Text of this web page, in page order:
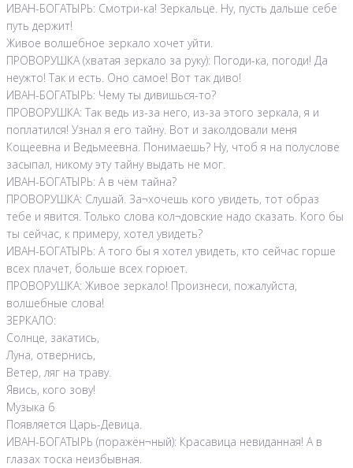
ИВАН-БОГАТЫРЬ: Смотри-ка! Зеркальце. Ну, пусть дальше себе
путь держит!
Живое волшебное зеркало хочет уйти.
ПРОВОРУШКА (хватая зеркало за руку): Погоди-ка, погоди! Да
неужто! Так и есть. Оно самое! Вот так диво!
ИВАН-БОГАТЫРЬ: Чему ты дивишься-то?
ПРОВОРУШКА: Так ведь из-за него, из-за этого зеркала, я и
поплатился! Узнал я его тайну. Вот и заколдовали меня
Кощеевна и Ведьмеевна. Понимаешь? Ну, чтоб я на полуслове
засыпал, никому эту тайну выдать не мог.
ИВАН-БОГАТЫРЬ: А в чём тайна?
ПРОВОРУШКА: Слушай. За¬хочешь кого увидеть, тот образ
тебе и явится. Только слова кол¬довские надо сказать. Кого бы
ты сейчас, к примеру, хотел увидеть?
ИВАН-БОГАТЫРЬ: А того бы я хотел увидеть, кто сейчас горше
всех плачет, больше всех горюет.
ПРОВОРУШКА: Живое зеркало! Произнеси, пожалуйста,
волшебные слова!
ЗЕРКАЛО:
Солнце, закатись,
Луна, отвернись,
Ветер, ляг на траву.
Явись, кого зову!
Музыка 6
Появляется Царь-Девица.
ИВАН-БОГАТЫРЬ (поражён¬ный): Красавица невиданная! А в
глазах тоска неизбывная.